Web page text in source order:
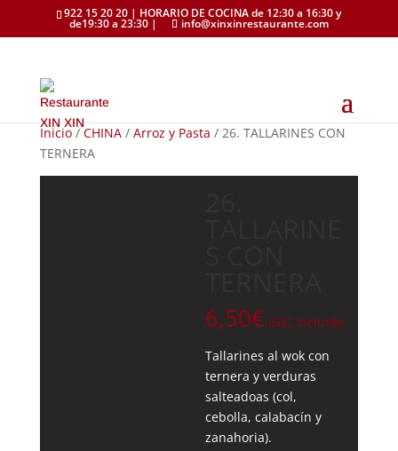
922 15 20 20 | HORARIO DE COCINA de 12:30 a 16:30 y
de19:30 a 23:30 | info@xinxinrestaurante.com
Inicio/CHINA/ Arroz y Pasta / 26. TALLARINES CON
TERNERA
6,50€ IGIC incluido
Tallarines al wok con
ternera y verduras
salteadoas (col,
cebolla, calabacín y
zanahoria).